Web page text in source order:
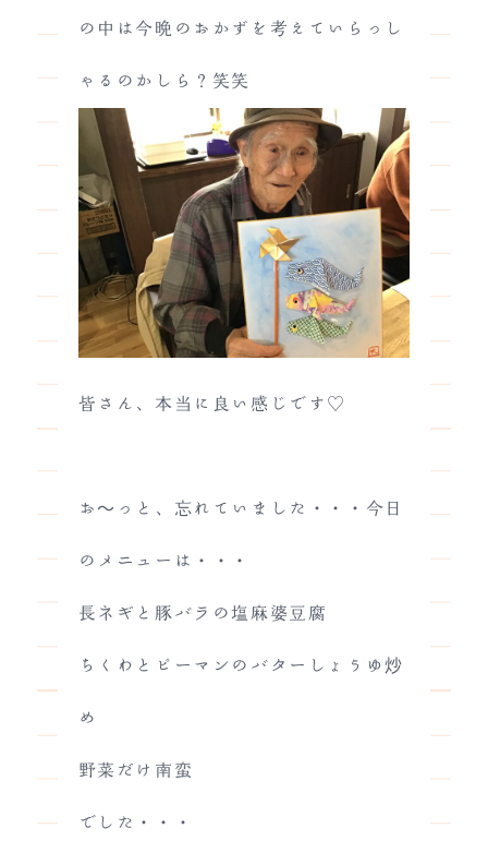
の中は今晩のおかずを考えていらっし
ゃるのかしら？笑笑
皆さん、本当に良い感じです♡
お～っと、忘れていました・・・今日
のメニューは・・・
長ネギと豚バラの塩麻婆豆腐
ちくわとピーマンのバターしょうゆ炒
め
野菜だけ南蛮
でした・・・